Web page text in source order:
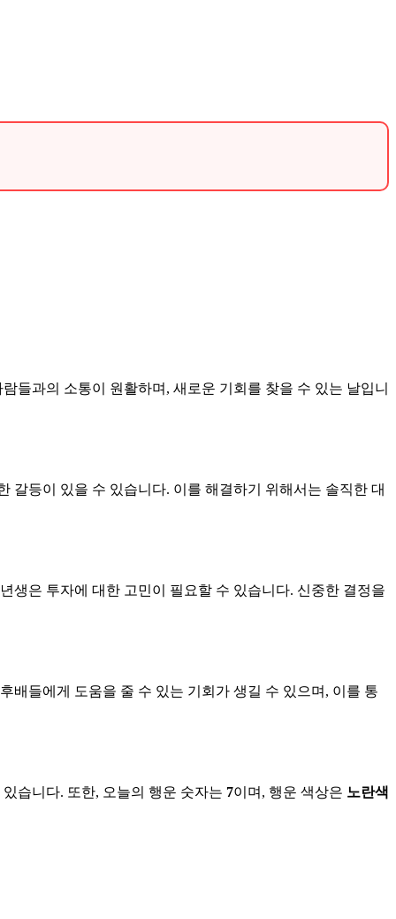
들과의 소통이 원활하며, 새로운 기회를 찾을 수 있는 날입니
갈등이 있을 수 있습니다. 이를 해결하기 위해서는 솔직한 대
생은 투자에 대한 고민이 필요할 수 있습니다. 신중한 결정을
배들에게 도움을 줄 수 있는 기회가 생길 수 있으며, 이를 통
습니다. 또한, 오늘의 행운 숫자는 7이며, 행운 색상은 노란색